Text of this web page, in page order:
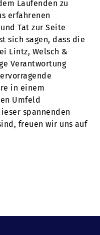
Laufenden zu
erfahrenen
Tat zur Seite
sich sagen, dass die
Lintz, Welsch &
Verantwortung
in einem
Umfeld
spannenden
freuen wir uns auf